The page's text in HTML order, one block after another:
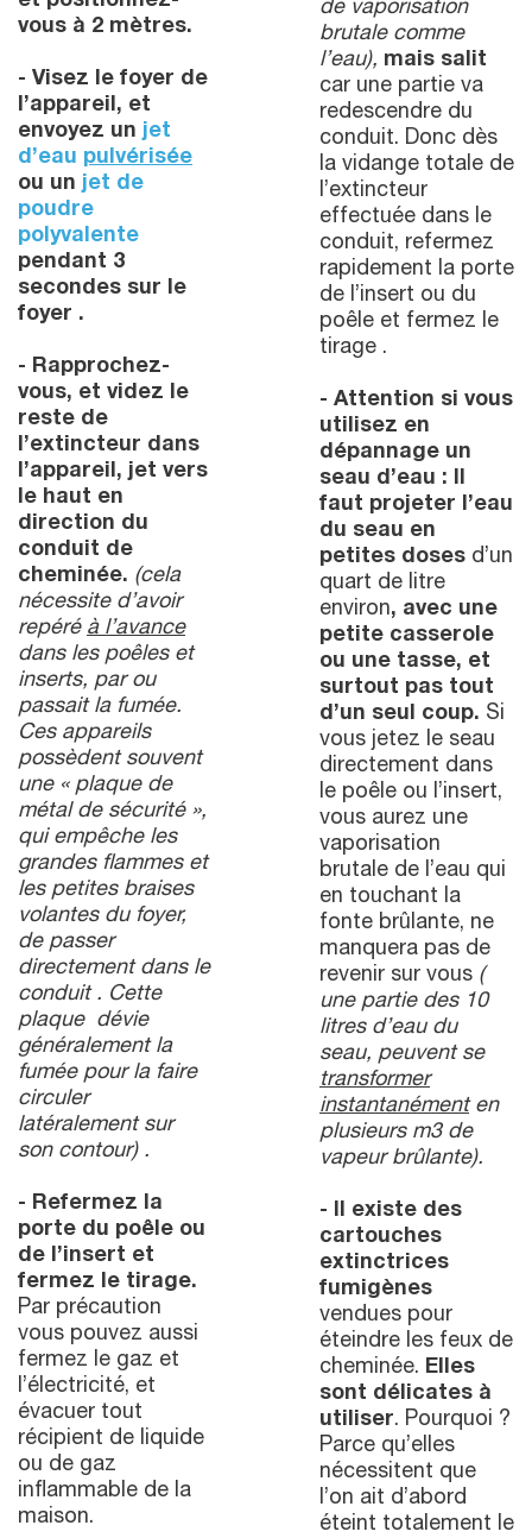
vous à 2 mètres.
- Visez le foyer de
l’appareil, et
envoyez unjet
d’eau pulvérisée
ou unjet de
poudre
polyvalente
pendant 3
secondes sur le
foyer .
- Rapprochez-
vous, et videz le
reste de
l’extincteur dans
l’appareil, jet vers
le haut en
direction du
conduit de
cheminée. (cela
nécessite d’avoir
repéré à l’avance
dans les poêles et
inserts, par ou
passait la fumée.
Ces appareils
possèdent souvent
une « plaque de
métal de sécurité »,
qui empêche les
grandes flammes et
les petites braises
volantes du foyer,
de passer
directement dans le
conduit . Cette
plaque dévie
généralement la
fumée pour la faire
circuler
latéralement sur
son contour) .
- Refermez la
porte du poêle ou
de l’insert et
fermez le tirage.
Par précaution
vous pouvez aussi
fermez le gaz et
l’électricité, et
évacuer tout
récipient de liquide
ou de gaz
inflammable de la
maison.
de vaporisation
brutale comme
l’eau), mais salit
car une partie va
redescendre du
conduit. Donc dès
la vidange totale de
l’extincteur
effectuée dans le
conduit, refermez
rapidement la porte
de l’insert ou du
poêle et fermez le
tirage .
- Attention si vous
utilisez en
dépannage un
seau d’eau : Il
faut projeter l’eau
du seau en
petites doses d’un
quart de litre
environ, avec une
petite casserole
ou une tasse, et
surtout pas tout
d’un seul coup. Si
vous jetez le seau
directement dans
le poêle ou l’insert,
vous aurez une
vaporisation
brutale de l’eau qui
en touchant la
fonte brûlante, ne
manquera pas de
revenir sur vous (
une partie des 10
litres d’eau du
seau, peuvent se
transformer
instantanémenten
plusieurs m3 de
vapeur brûlante).
- Il existe des
cartouches
extinctrices
fumigènes
vendues pour
éteindre les feux de
cheminée. Elles
sont délicates à
utiliser. Pourquoi ?
Parce qu’elles
nécessitent que
l’on ait d’abord
éteint totalement le